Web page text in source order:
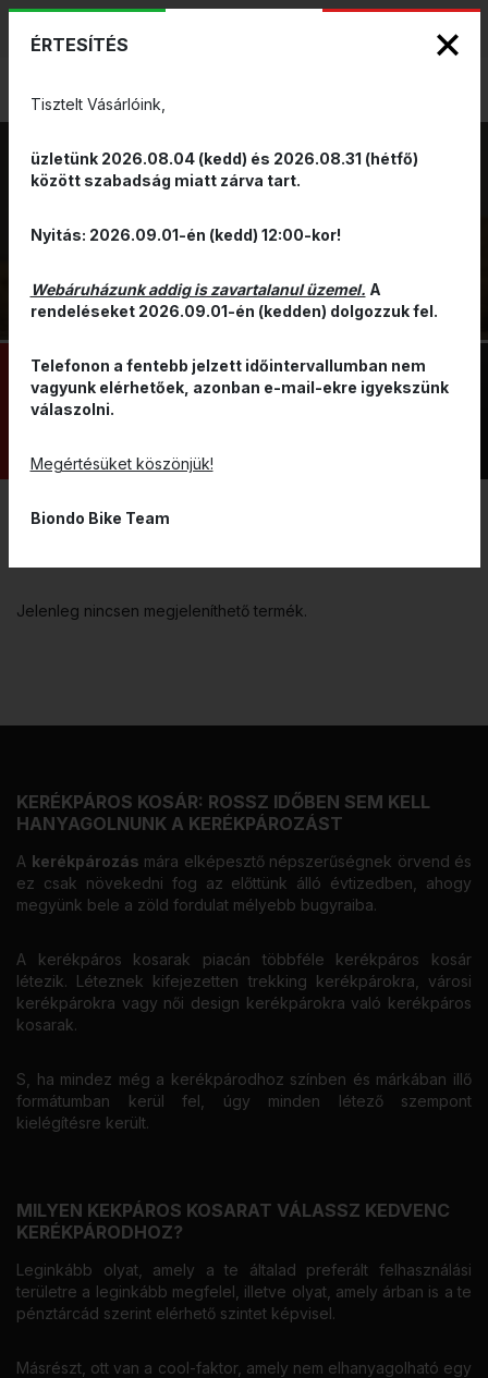
HUN
KOSÁR
KOSÁR KERÉKPÁRRA
Jelenleg nincsen megjeleníthető termék.
KERÉKPÁROS KOSÁR: ROSSZ IDŐBEN SEM KELL
HANYAGOLNUNK A KERÉKPÁROZÁST
A kerékpározás mára elképesztő népszerűségnek örvend és
ez csak növekedni fog az előttünk álló évtizedben, ahogy
megyünk bele a zöld fordulat mélyebb bugyraiba.
A kerékpáros kosarak piacán többféle kerékpáros kosár
létezik. Léteznek kifejezetten trekking kerékpárokra, városi
kerékpárokra vagy női design kerékpárokra való kerékpáros
kosarak.
S, ha mindez még a kerékpárodhoz színben és márkában illő
formátumban kerül fel, úgy minden létező szempont
kielégítésre került.
MILYEN KEKPÁROS KOSARAT VÁLASSZ KEDVENC
KERÉKPÁRODHOZ?
Leginkább olyat, amely a te általad preferált felhasználási
területre a leginkább megfelel, illetve olyat, amely árban is a te
pénztárcád szerint elérhető szintet képvisel.
Másrészt, ott van a cool-faktor, amely nem elhanyagolható egy
ÉRTESÍTÉS
Tisztelt Vásárlóink,
üzletünk 2026.08.04 (kedd) és 2026.08.31 (hétfő)
között szabadság miatt zárva tart.
Nyitás: 2026.09.01-én (kedd) 12:00-kor!
Webáruházunk addig is zavartalanul üzemel. A
rendeléseket 2026.09.01-én (kedden) dolgozzuk fel.
Telefonon a fentebb jelzett időintervallumban nem
vagyunk elérhetőek, azonban e-mail-ekre igyekszünk
válaszolni.
Megértésüket köszönjük!
Biondo Bike Team